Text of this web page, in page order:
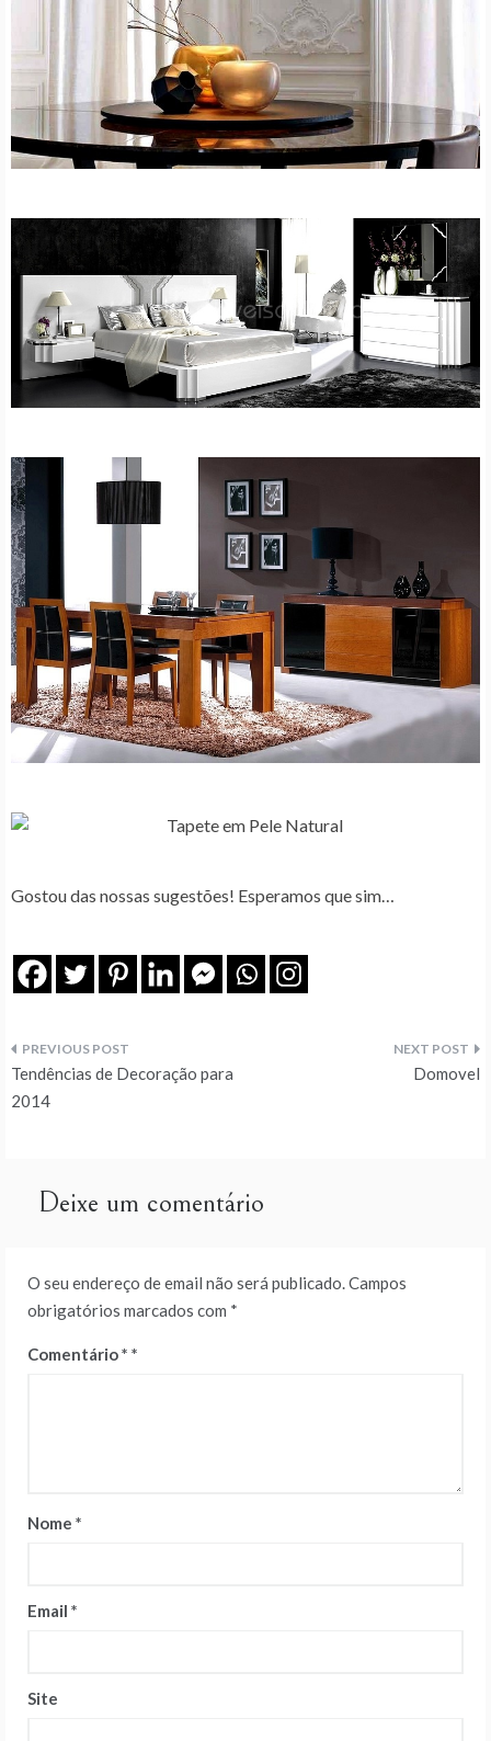
Gostou das nossas sugestões! Esperamos que sim…
Navegação
de
Tendências de Decoração para
2014
Domovel
Deixe um comentário
O seu endereço de email não será publicado.Campos
obrigatórios marcados com *
Comentário*
Nome *
Email *
Site